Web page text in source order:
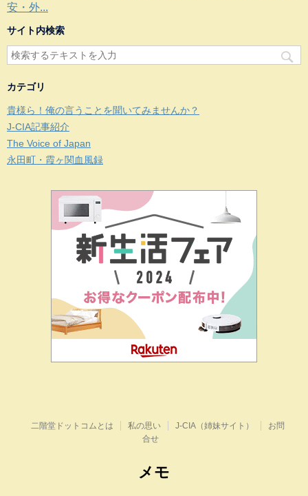
安・外...
サイト内検索
カテゴリ
貴様ら！俺の言うことを聞いてみませんか？
J-CIA記事紹介
The Voice of Japan
永田町・霞ヶ関血風録
二階堂ドットコムとは 私の思い J-CIA（姉妹サイト）
お問
合せ
メモ